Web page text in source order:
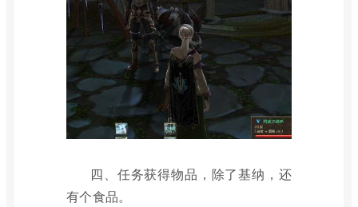
四、任务获得物品，除了基纳，还
有个食品。